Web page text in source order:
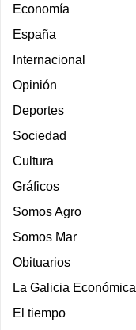
Economía
España
Internacional
Opinión
Deportes
Sociedad
Cultura
Gráficos
Somos Agro
Somos Mar
Obituarios
La Galicia Económica
El tiempo